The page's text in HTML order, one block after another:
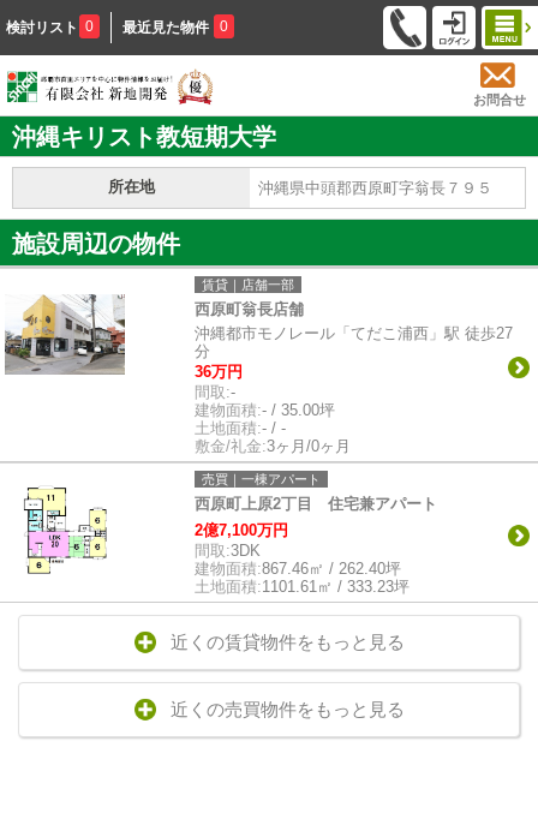
検討リスト 0 最近見た物件 0
お問合せ
沖縄キリスト教短期大学
所在地 沖縄県中頭郡西原町字翁長７９５
施設周辺の物件
賃貸｜店舗一部
西原町翁長店舗
沖縄都市モノレール「てだこ浦西」駅 徒歩27
分
36万円
間取:-
建物面積:- / 35.00坪
土地面積:- / -
敷金/礼金:3ヶ月/0ヶ月
売買｜一棟アパート
西原町上原2丁目 住宅兼アパート
2億7,100万円
間取:3DK
建物面積:867.46㎡ / 262.40坪
土地面積:1101.61㎡ / 333.23坪
近くの賃貸物件をもっと見る
近くの売買物件をもっと見る